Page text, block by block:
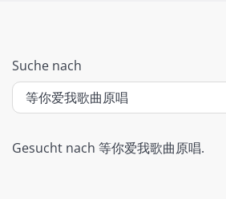
Suche nach
Gesucht nach 等你爱我歌曲原唱.